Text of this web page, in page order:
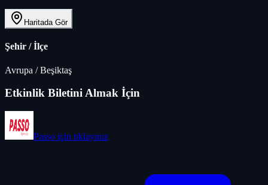
Haritada Gör
Şehir / İlçe
Avrupa /Beşiktaş
Etkinlik Biletini Almak İçin
Passo için tıklayınız